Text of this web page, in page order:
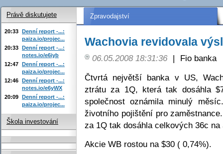
Zpravodajství
Wachovia revidovala
06.05.2008 18:31:36 |
Fio banka
Čtvrtá největší banka v US,
ztrátu za 1Q, která tak dosáhla
společnost oznámila minulý
životního pojištění pro
za 1Q tak dosáhla celkových 36c na
Akcie WB rostou na $30 ( 0,74%).
Právě diskutujete
20:33 Denní report -...:
paiza.io/projec...
20:33 Denní report -...:
notes.io/e6iyb
12:47 Denní report -...:
paiza.io/projec...
12:46 Denní report -...:
notes.io/e6yWX
20:09 Denní report -...:
paiza.io/projec...
Škola investování